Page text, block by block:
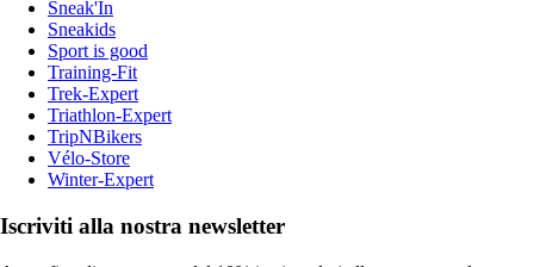
Sneak'In
Sneakids
Sport is good
Training-Fit
Trek-Expert
Triathlon-Expert
TripNBikers
Vélo-Store
Winter-Expert
Iscriviti alla nostra newsletter